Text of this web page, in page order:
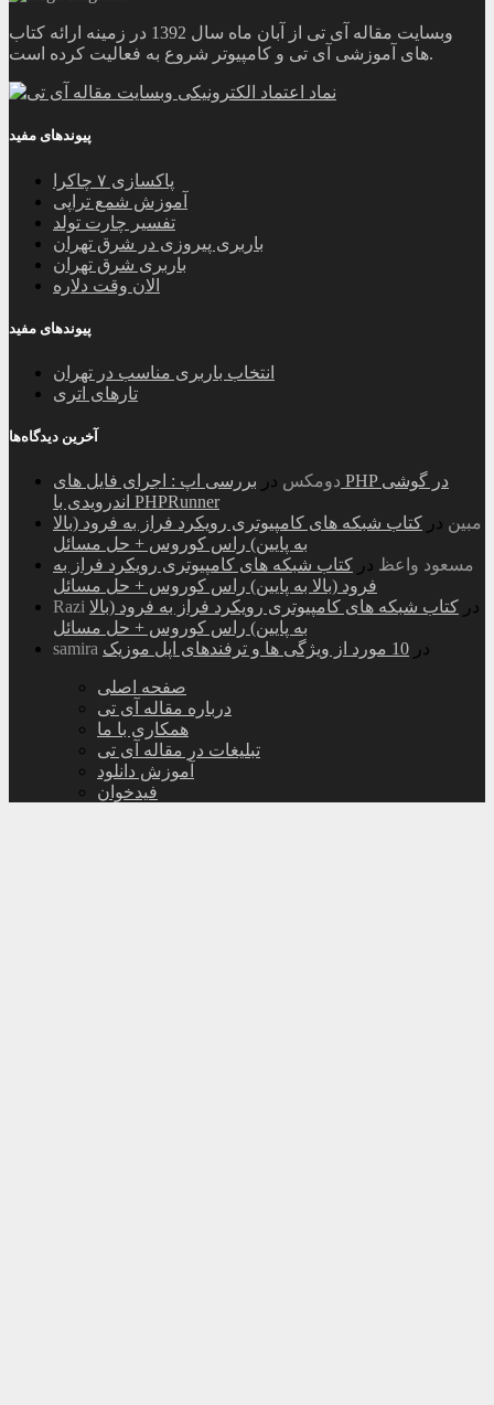
وبسایت مقاله آی تی از آبان ماه سال 1392 در زمینه ارائه کتاب
های آموزشی آی تی و کامپیوتر شروع به فعالیت کرده است.
پیوندهای مفید
پاکسازی ۷ چاکرا
آموزش شمع تراپی
تفسیر چارت تولد
باربری پیروزی در شرق تهران
باربری شرق تهران
الان وقت دلاره
پیوندهای مفید
انتخاب باربری مناسب در تهران
تارهای اتری
آخرین دیدگاه‌ها
دومکس در بررسی اپ : اجرای فایل های PHP در گوشی
اندرویدی با PHPRunner
مبین در کتاب شبکه های کامپیوتری رویکرد فراز به فرود (بالا
به پایین) راس کوروس + حل مسائل
مسعود واعظ در کتاب شبکه های کامپیوتری رویکرد فراز به
فرود (بالا به پایین) راس کوروس + حل مسائل
Razi
در کتاب شبکه های کامپیوتری رویکرد فراز به فرود (بالا
به پایین) راس کوروس + حل مسائل
samira
در 10 مورد از ویژگی ها و ترفندهای اپل موزیک
صفحه اصلی
درباره مقاله آی تی
همکاری با ما
تبلیغات در مقاله آی تی
آموزش دانلود
فیدخوان